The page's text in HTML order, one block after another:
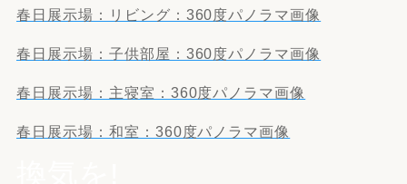
春日展示場：リビング：360度パノラマ画像
春日展示場：子供部屋：360度パノラマ画像
春日展示場：主寝室：360度パノラマ画像
春日展示場：和室：360度パノラマ画像